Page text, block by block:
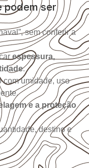
podem ser
sem conferir a
espessura,
.
com umidade, uso
e a proteção
destino e